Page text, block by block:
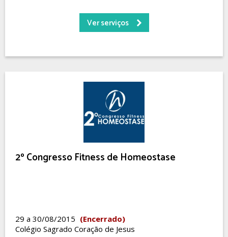
Ver serviços
2º Congresso Fitness de Homeostase
29 a 30/08/2015 (Encerrado)
Colégio Sagrado Coração de Jesus